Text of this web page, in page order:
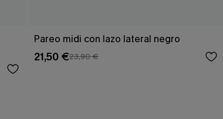
Pareo midi con lazo lateral negro
21,50 €23,90 €